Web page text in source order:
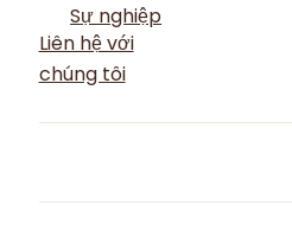
Sự nghiệp
Liên hệ với
chúng tôi